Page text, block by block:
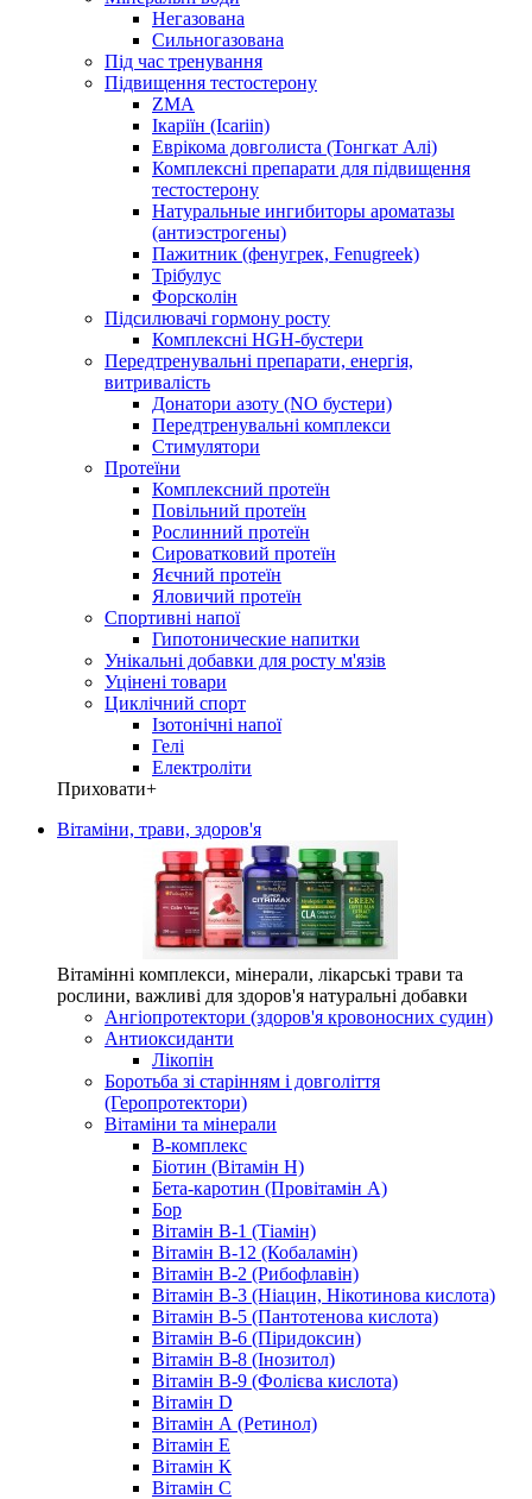
Негазована
Сильногазована
Під час тренування
Підвищення тестостерону
ZMA
Ікаріїн (Icariin)
Еврікома довголиста (Тонгкат Алі)
Комплексні препарати для підвищення
тестостерону
Натуральные ингибиторы ароматазы
(антиэстрогены)
Пажитник (фенугрек, Fenugreek)
Трібулус
Форсколін
Підсилювачі гормону росту
Комплексні HGH-бустери
Передтренувальні препарати, енергія,
витривалість
Донатори азоту (NO бустери)
Передтренувальні комплекси
Стимулятори
Протеїни
Комплексний протеїн
Повільний протеїн
Рослинний протеїн
Сироватковий протеїн
Яєчний протеїн
Яловичий протеїн
Спортивні напої
Гипотонические напитки
Унікальні добавки для росту м'язів
Уцінені товари
Циклічний спорт
Ізотонічні напої
Гелі
Електроліти
Приховати+
Вітаміни, трави, здоров'я
Вітамінні комплекси, мінерали, лікарські трави та
рослини, важливі для здоров'я натуральні добавки
Ангіопротектори (здоров'я кровоносних судин)
Антиоксиданти
Лікопін
Боротьба зі старінням і довголіття
(Геропротектори)
Вітаміни та мінерали
B-комплекс
Біотин (Вітамін H)
Бета-каротин (Провітамін А)
Бор
Вітамін B-1 (Тіамін)
Вітамін B-12 (Кобаламін)
Вітамін B-2 (Рибофлавін)
Вітамін B-3 (Ніацин, Нікотинова кислота)
Вітамін B-5 (Пантотенова кислота)
Вітамін B-6 (Піридоксин)
Вітамін B-8 (Інозитол)
Вітамін B-9 (Фолієва кислота)
Вітамін D
Вітамін А (Ретинол)
Вітамін Е
Вітамін К
Вітамін С